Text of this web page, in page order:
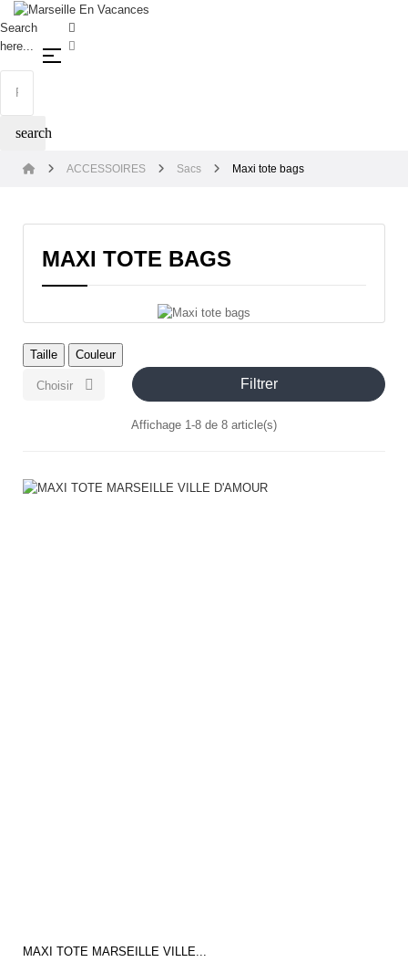
Search
here...
search
Basculer la navigation
☰
ACCESSOIRES Sacs Maxi tote bags
MAXI TOTE BAGS
Taille Couleur
Choisir  Filtrer
Affichage 1-8 de 8 article(s)
MAXI TOTE MARSEILLE VILLE...